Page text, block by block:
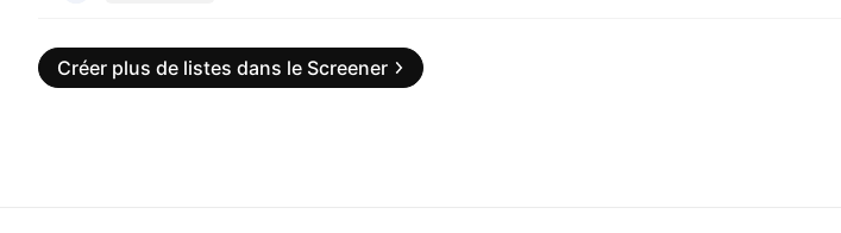
Créer plus de listes dans le Screener